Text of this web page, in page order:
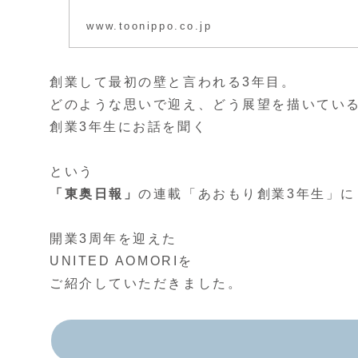
www.toonippo.co.jp
創業して最初の壁と言われる3年目。
どのような思いで迎え、どう展望を描いてい
創業3年生にお話を聞く
という
「東奥日報」の連載「あおもり創業3年生」に
開業3周年を迎えた
UNITED AOMORIを
ご紹介していただきました。